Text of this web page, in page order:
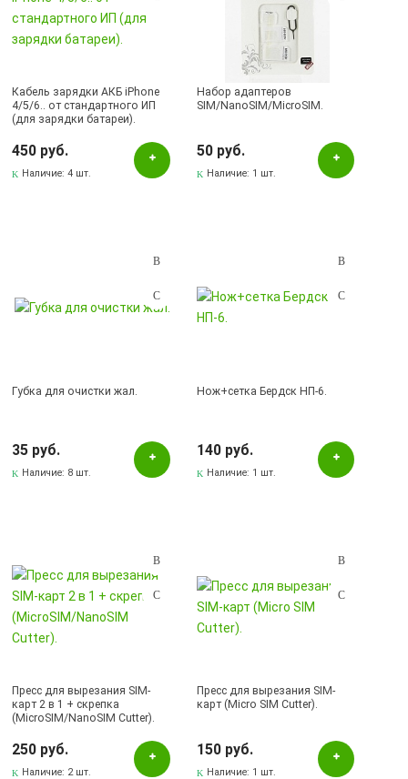
Кабель зарядки АКБ iPhone
4/5/6.. от стандартного ИП
(для зарядки батареи).
450 руб.
Наличие:4 шт.
Набор адаптеров
SIM/NanoSIM/MicroSIM.
50 руб.
Наличие: 1 шт.
Губка для очистки жал.
35 руб.
Наличие: 8 шт.
Нож+сетка Бердск НП-6.
140 руб.
Наличие: 1 шт.
Пресс для вырезания SIM-
карт 2 в 1 + скрепка
(MicroSIM/NanoSIM Cutter).
250 руб.
Наличие: 2 шт.
Пресс для вырезания SIM-
карт (Micro SIM Cutter).
150 руб.
Наличие: 1 шт.